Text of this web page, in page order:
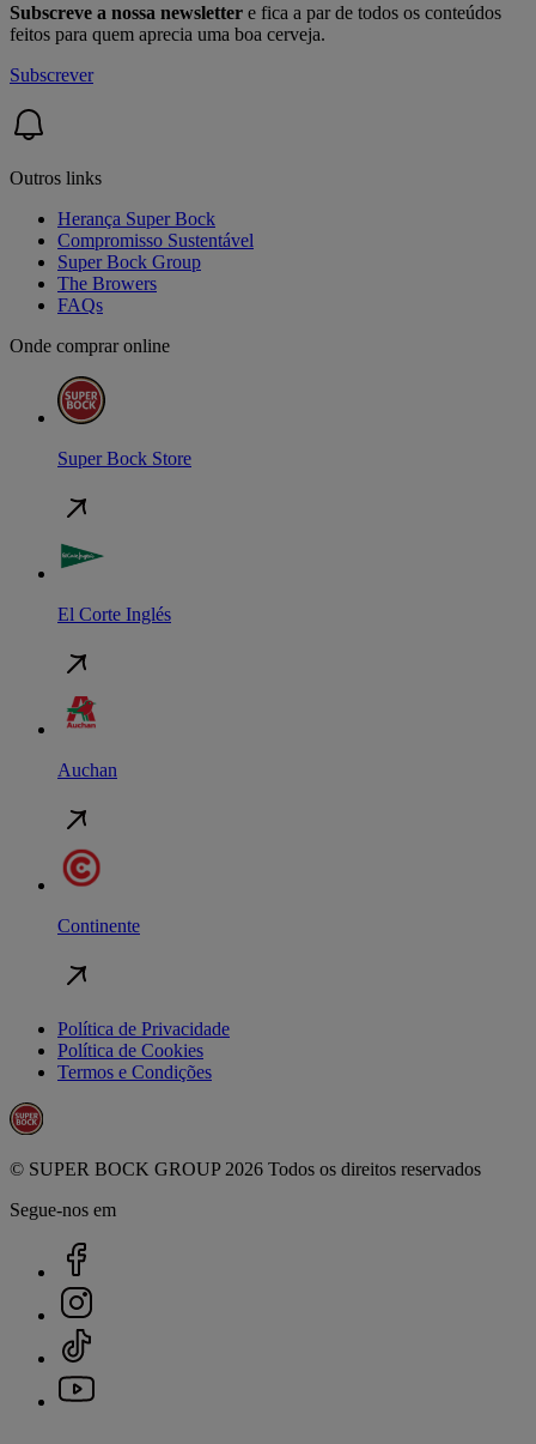
Subscreve a nossa newsletter e fica a par de todos os conteúdos
feitos para quem aprecia uma boa cerveja.
Subscrever
Outros links
Herança Super Bock
Compromisso Sustentável
Super Bock Group
The Browers
FAQs
Onde comprar online
Super Bock Store
El Corte Inglés
Auchan
Continente
Política de Privacidade
Política de Cookies
Termos e Condições
© SUPER BOCK GROUP 2026 Todos os direitos reservados
Segue-nos em